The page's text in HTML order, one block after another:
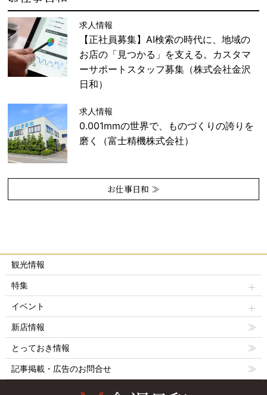
求人情報
【正社員募集】AI検索の時代に、地域の
お店の「見つかる」を支える。カスタマ
ーサポートスタッフ募集（株式会社金沢
日和）
求人情報
0.001mmの世界で、ものづくりの誇りを
磨く（富士精機株式会社）
お仕事日和 ≫
観光情報
特集
イベント
新店情報
とっておき情報
記事掲載・広告のお問合せ